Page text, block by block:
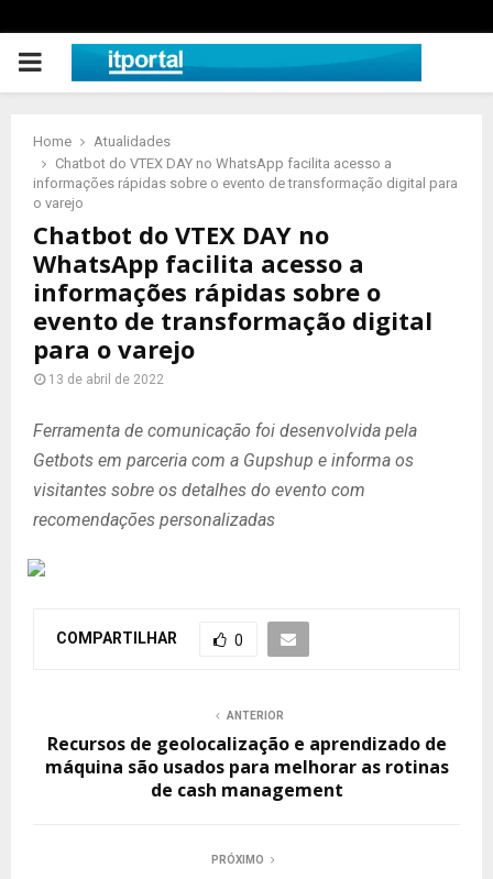
PRIMARY
Home
Atualidades
Chatbot do VTEX DAY no WhatsApp facilita acesso a
informações rápidas sobre o evento de transformação digital para
o varejo
Chatbot do VTEX DAY no
WhatsApp facilita acesso a
informações rápidas sobre o
evento de transformação digital
para o varejo
13 de abril de 2022
Ferramenta de comunicação foi desenvolvida pela
Getbots em parceria com a Gupshup e informa os
visitantes sobre os detalhes do evento com
recomendações personalizadas
COMPARTILHAR 0
ANTERIOR
Recursos de geolocalização e aprendizado de
máquina são usados para melhorar as rotinas
de cash management
PRÓXIMO